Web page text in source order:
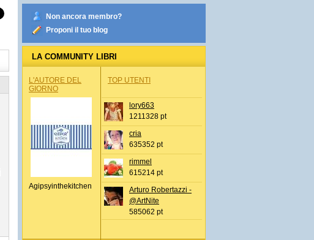
Non ancora membro?
Proponi il tuo blog
LA COMMUNITY LIBRI
L'AUTORE DEL
GIORNO
Agipsyinthekitchen
TOP UTENTI
lory663
1211328 pt
cria
635352 pt
rimmel
615214 pt
Arturo Robertazzi -
@ArtNite
585062 pt